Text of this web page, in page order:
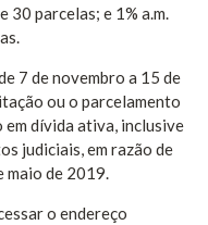
30 parcelas; e 1% a.m.
7 de novembro a 15 de
ou o parcelamento
em dívida ativa, inclusive
judiciais, em razão de
de 2019.
o endereço